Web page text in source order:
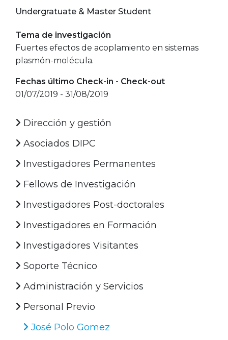
Undergratuate & Master Student
Tema de investigación
Fuertes efectos de acoplamiento en sistemas
plasmón-molécula.
Fechas último Check-in - Check-out
01/07/2019 - 31/08/2019
Dirección y gestión
Asociados DIPC
Investigadores Permanentes
Fellows de Investigación
Investigadores Post-doctorales
Investigadores en Formación
Investigadores Visitantes
Soporte Técnico
Administración y Servicios
Personal Previo
José Polo Gomez